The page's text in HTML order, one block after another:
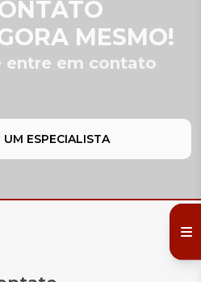
MESMO!
entre em contato
ESPECIALISTA